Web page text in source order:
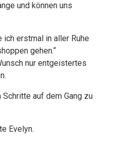
und können uns
ich erstmal in aller Ruhe
gehen.“
nur entgeistertes
auf dem Gang zu
Evelyn.